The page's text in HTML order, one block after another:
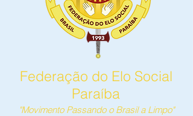
Federação do Elo Social
Paraíba
"Movimento Passando o Brasil a Limpo"